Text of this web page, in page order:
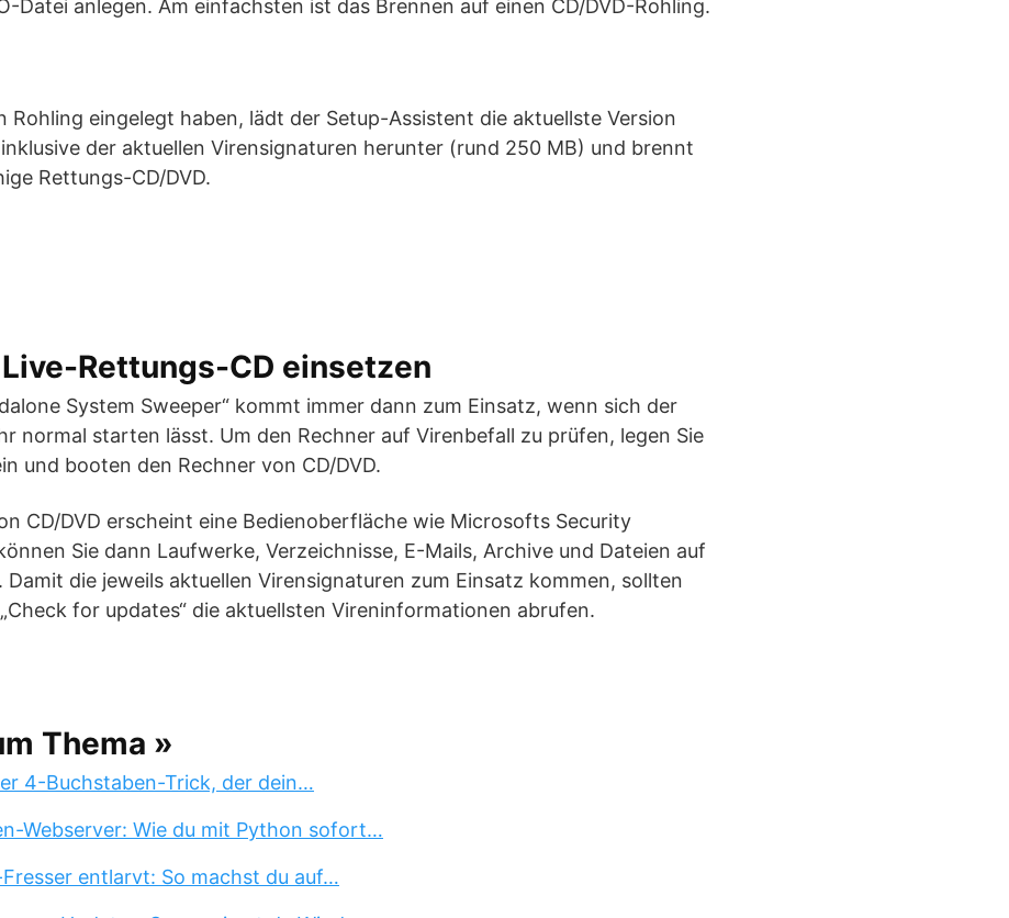
Datei anlegen. Am einfachsten ist das Brennen auf einen CD/DVD-Rohling.
Rohling eingelegt haben, lädt der Setup-Assistent die aktuellste Version
der aktuellen Virensignaturen herunter (rund 250 MB) und brennt
Rettungs-CD/DVD.
Rettungs-CD einsetzen
System Sweeper“ kommt immer dann zum Einsatz, wenn sich der
normal starten lässt. Um den Rechner auf Virenbefall zu prüfen, legen Sie
und booten den Rechner von CD/DVD.
CD/DVD erscheint eine Bedienoberfläche wie Microsofts Security
Sie dann Laufwerke, Verzeichnisse, E-Mails, Archive und Dateien auf
die jeweils aktuellen Virensignaturen zum Einsatz kommen, sollten
for updates“ die aktuellsten Vireninformationen abrufen.
Thema »
4-Buchstaben-Trick, der dein…
Webserver: Wie du mit Python sofort…
entlarvt: So machst du auf…